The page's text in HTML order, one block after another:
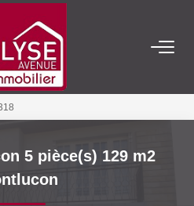
5 pièce(s) 129 m2